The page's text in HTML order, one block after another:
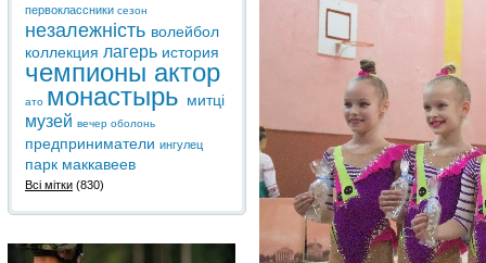
первоклассники сезон
незалежність волейбол
коллекция лагерь история
чемпионы актор
ато монастырь митці
музей вечер оболонь
предприниматели ингулец
парк маккавеев
Всі мітки (830)